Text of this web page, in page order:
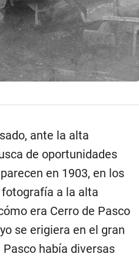
ante la alta
de oportunidades
en 1903, en los
fotografía a la alta
era Cerro de Pasco
se erigiera en el gran
había diversas